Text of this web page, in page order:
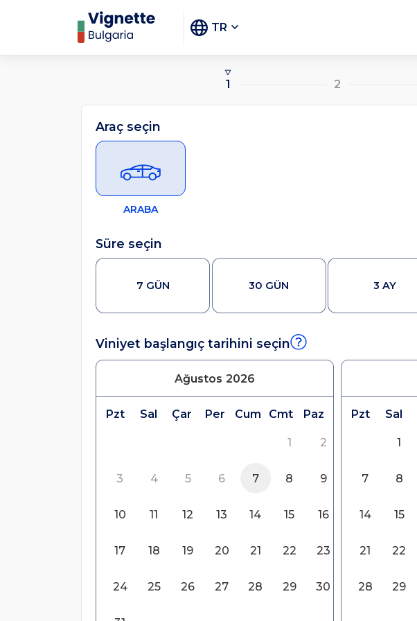
TR
1 2
Araç seçin
ARABA
Süre seçin
7 GÜN 30 GÜN 3 AY
Viniyet başlangıç tarihini seçin
Ağustos 2026
Pzt Sal Çar Per Cum Cmt Paz
1 2
3 4 5 6 7 8 9
10 11 12 13 14 15 16
17 18 19 20 21 22 23
24 25 26 27 28 29 30
Pzt Sal
1
7 8
14 15
21 22
28 29